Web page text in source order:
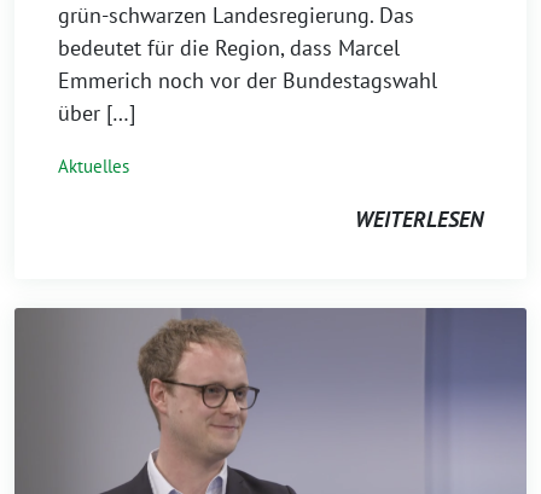
grün-schwarzen Landesregierung. Das
bedeutet für die Region, dass Marcel
Emmerich noch vor der Bundestagswahl
über […]
Aktuelles
WEITERLESEN